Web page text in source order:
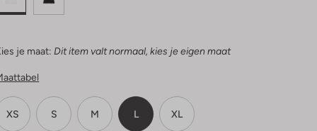
je maat: Dit item valt normaal, kies je eigen maat
XS S M L XL